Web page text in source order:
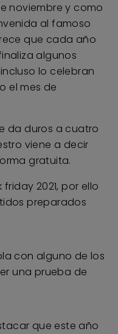
noviembre y como
al famoso
que cada año
algunos
lo celebran
el mes de
da duros a cuatro
viene a decir
gratuita.
2021, por ello
preparados
con alguno de los
una prueba de
que este año